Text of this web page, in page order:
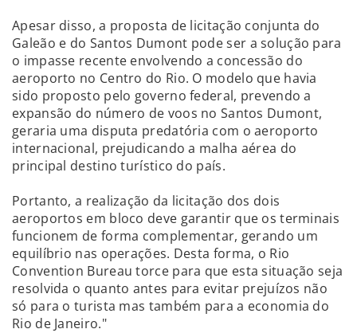
Apesar disso, a proposta de licitação conjunta do
Galeão e do Santos Dumont pode ser a solução para
o impasse recente envolvendo a concessão do
aeroporto no Centro do Rio. O modelo que havia
sido proposto pelo governo federal, prevendo a
expansão do número de voos no Santos Dumont,
geraria uma disputa predatória com o aeroporto
internacional, prejudicando a malha aérea do
principal destino turístico do país.
Portanto, a realização da licitação dos dois
aeroportos em bloco deve garantir que os terminais
funcionem de forma complementar, gerando um
equilíbrio nas operações. Desta forma, o Rio
Convention Bureau torce para que esta situação seja
resolvida o quanto antes para evitar prejuízos não
só para o turista mas também para a economia do
Rio de Janeiro."